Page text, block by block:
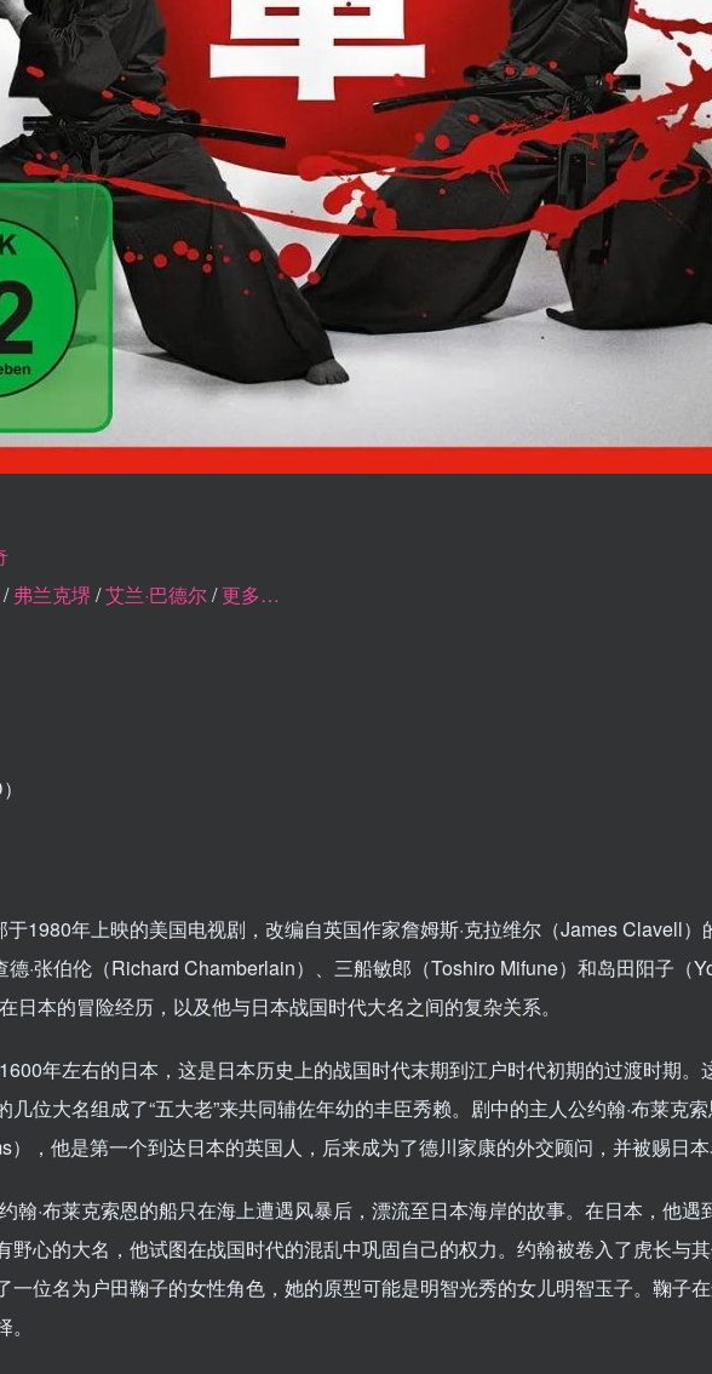
/弗兰克堺 /艾兰·巴德尔/更多…
于1980年上映的美国电视剧，改编自英国作家詹姆斯·克拉维尔（James Clavell）
·张伯伦（Richard Chamberlain）、三船敏郎（Toshiro Mifune）和岛田阳子（
本的冒险经历，以及他与日本战国时代大名之间的复杂关系。
年左右的日本，这是日本历史上的战国时代末期到江户时代初期的过渡时期
位大名组成了“五大老”来共同辅佐年幼的丰臣秀赖。剧中的主人公约翰·布莱克
，他是第一个到达日本的英国人，后来成为了德川家康的外交顾问，并被赐日本
翰·布莱克索恩的船只在海上遭遇风暴后，漂流至日本海岸的故事。在日本，他
心的大名，他试图在战国时代的混乱中巩固自己的权力。约翰被卷入了虎长与
位名为户田鞠子的女性角色，她的原型可能是明智光秀的女儿明智玉子。鞠子